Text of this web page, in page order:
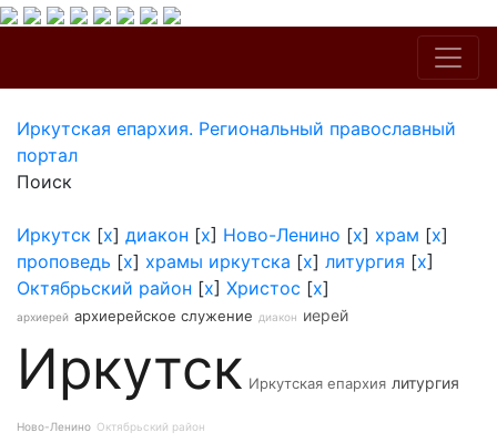
Иркутская епархия. Региональный православный
портал
Поиск
Иркутск [x] диакон [x] Ново-Ленино [x] храм [x]
проповедь [x] храмы иркутска [x] литургия [x]
Октябрьский район [x] Христос [x]
архиерей архиерейское служение диакон иерей
Иркутск Иркутская епархия литургия
Ново-Ленино Октябрьский район